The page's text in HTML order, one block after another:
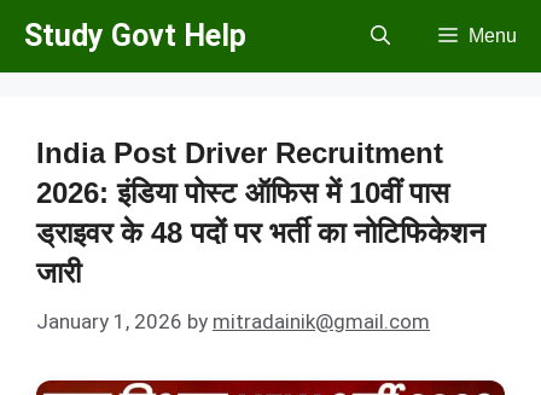
Skip
Study Govt Help Menu
India Post Driver Recruitment
2026: इंडिया पोस्ट ऑफिस में 10वीं पास
ड्राइवर के 48 पदों पर भर्ती का नोटिफिकेशन
जारी
January 1, 2026 by mitradainik@gmail.com